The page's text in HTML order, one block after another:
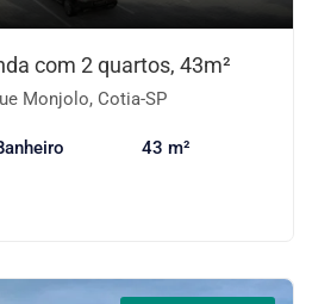
com 2 quartos, 43m²
Monjolo, Cotia-SP
43 m²